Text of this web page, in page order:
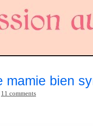
mamie bien
11 comments